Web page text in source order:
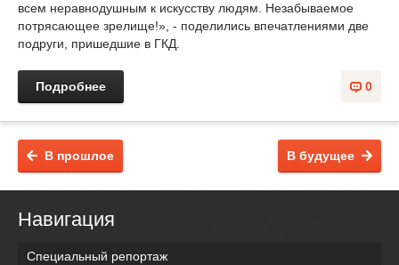
всем неравнодушным к искусству людям. Незабываемое
потрясающее зрелище!», - поделились впечатлениями две
подруги, пришедшие в ГКД.
0
Подробнее
В будущее
В прошлое
Навигация
Специальный репортаж